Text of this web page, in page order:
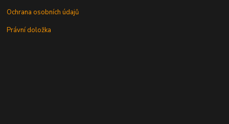
Ochrana osobních údajů
Právní doložka